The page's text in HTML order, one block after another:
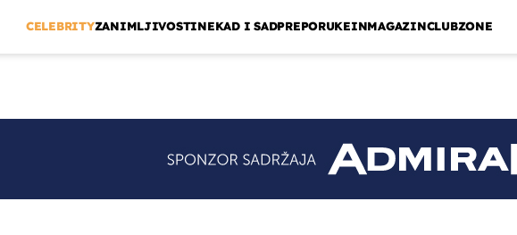
CELEBRITYZANIMLJIVOSTINEKAD I SADPREPORUKEINMAGAZINCLUBZONE